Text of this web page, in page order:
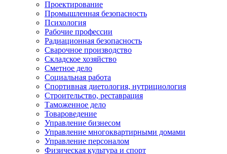
Проектирование
Промышленная безопасность
Психология
Рабочие профессии
Радиационная безопасность
Сварочное производство
Складское хозяйство
Сметное дело
Социальная работа
Спортивная диетология, нутрициология
Строительство, реставрация
Таможенное дело
Товароведение
Управление бизнесом
Управление многоквартирными домами
Управление персоналом
Физическая культура и спорт